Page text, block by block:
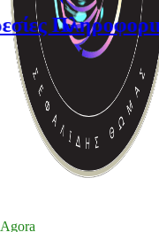
Agora
για